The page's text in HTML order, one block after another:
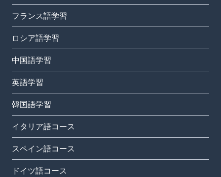
フランス語学習
ロシア語学習
中国語学習
英語学習
韓国語学習
イタリア語コース
スペイン語コース
ドイツ語コース